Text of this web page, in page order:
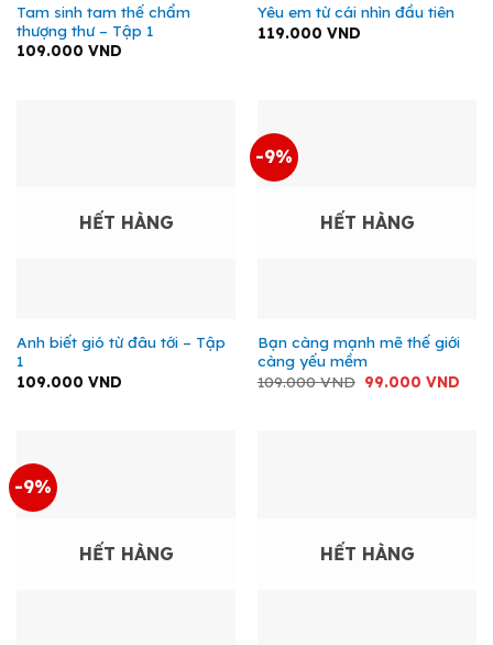
Tam sinh tam thế chẩm
thượng thư – Tập 1
109.000 VND
Yêu em từ cái nhìn đầu tiên
119.000 VND
HẾT HÀNG
Anh biết gió từ đâu tới – Tập
1
109.000 VND
-9%
HẾT HÀNG
Bạn càng mạnh mẽ thế giới
càng yếu mềm
109.000VND Giá
99.000 VNDGiá
-9%
HẾT HÀNG HẾT HÀNG